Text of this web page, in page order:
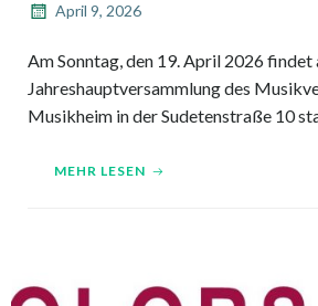
April 9, 2026
Am Sonntag, den 19. April 2026 findet
Jahreshauptversammlung des
Musikheim in der Sudetenstraße 10
MEHR LESEN